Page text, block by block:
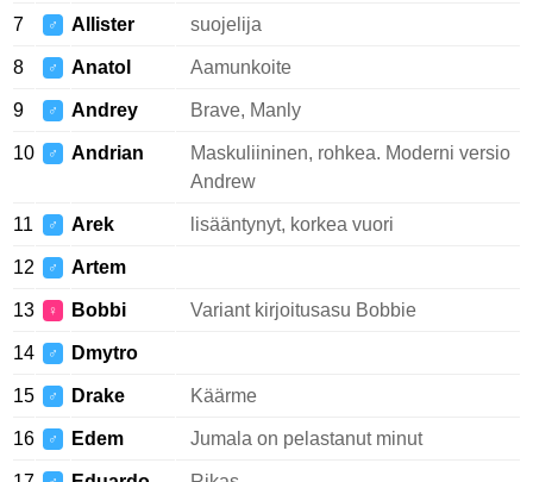
7 ♂ Allister suojelija
8 ♂ Anatol Aamunkoite
9 ♂ Andrey Brave, Manly
10 ♂ Andrian
Maskuliininen, rohkea. Moderni versio
Andrew
11 ♂ Arek lisääntynyt, korkea vuori
12 ♂ Artem
13 ♀ Bobbi Variant kirjoitusasu Bobbie
14 ♂ Dmytro
15 ♂ Drake Käärme
16 ♂ Edem Jumala on pelastanut minut